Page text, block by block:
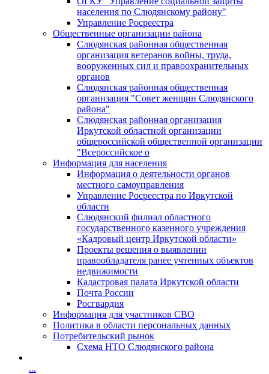
населения по Слюдянскому району"
Управление Росреестра
Общественные организации района
Слюдянская районная общественная
организация ветеранов войны, труда,
вооруженных сил и правоохранительных
органов
Слюдянская районная общественная
организация "Совет женщин Слюдянского
района"
Слюдянская районная организация
Иркутской областной организации
общероссийской общественной организации
"Всероссийское о
Информация для населения
Информация о деятельности органов
местного самоуправления
Управление Росреестра по Иркутской
области
Слюдянский филиал областного
государственного казенного учреждения
«Кадровый центр Иркутской области»
Проекты решения о выявлении
правообладателя ранее учтенных объектов
недвижимости
Кадастровая палата Иркутской области
Почта России
Росгвардия
Информация для участников СВО
Политика в области персональных данных
Потребительский рынок
Схема НТО Слюдянского района
...